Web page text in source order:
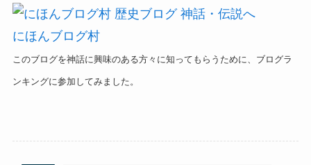
にほんブログ村
このブログを神話に興味のある方々に知ってもらうために、ブログラ
ンキングに参加してみました。